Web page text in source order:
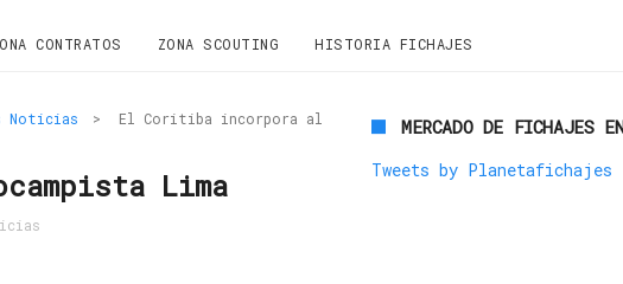
CONTRATOS ZONA SCOUTING HISTORIA FICHAJES
Noticias >
El Coritiba incorpora al
Lima
MERCADO DE FICHAJES
Tweets by Planetafichajes